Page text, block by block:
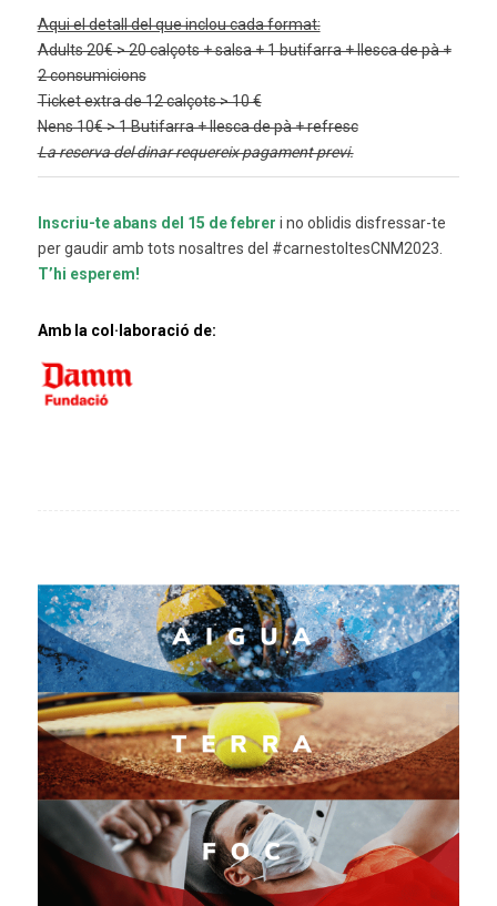
Aqui el detall del que inclou cada format:
Adults 20€ > 20 calçots + salsa + 1 butifarra + llesca de pà +
2 consumicions
Ticket extra de 12 calçots > 10 €
Nens 10€ > 1 Butifarra + llesca de pà + refresc
La reserva del dinar requereix pagament previ.
Inscriu-te abans del 15 de febrer i no oblidis disfressar-te
per gaudir amb tots nosaltres del #carnestoltesCNM2023.
T’hi esperem!
Amb la col·laboració de: